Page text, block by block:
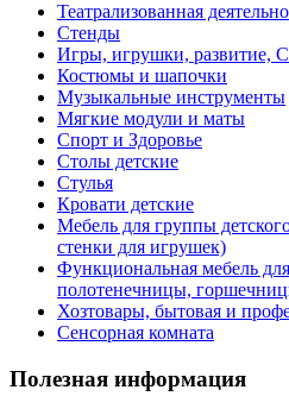
Театрализованная
Стенды
Игры, игрушки, развитие,
Костюмы и шапочки
Музыкальные инструменты
Мягкие модули и маты
Спорт и Здоровье
Столы детские
Стулья
Кровати детские
Мебель для группы
стенки для игрушек)
Функциональная мебель
полотенечницы,
Хозтовары, бытовая и
Сенсорная комната
Полезная информация